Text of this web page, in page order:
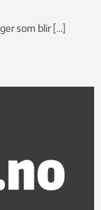
som blir […]